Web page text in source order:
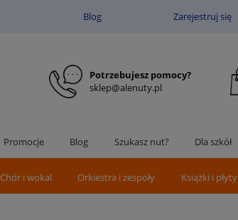
Blog Zarejestruj się
Potrzebujesz pomocy?
sklep@alenuty.pl
Promocje Blog Szukasz nut? Dla szkół
Chór i wokal Orkiestra i zespoły Książki i płyty